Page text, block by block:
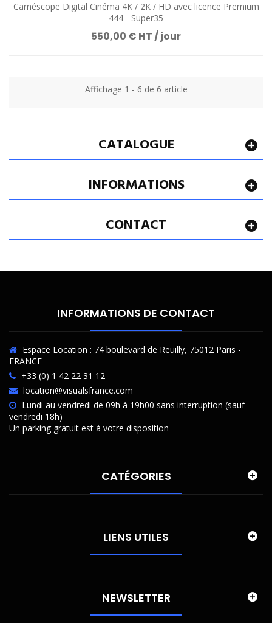
CATALOGUE
INFORMATIONS
CONTACT
Caméscope Digital Cinéma 4K / 2K / HD avec licence Premium
444 - Super35
550,00 € HT / jour
Affichage 1 - 6 de 6 article
INFORMATIONS DE CONTACT
Espace Location : 74 boulevard de Reuilly, 75012 Paris -
FRANCE
+33 (0) 1 42 22 31 12
location@visualsfrance.com
Lundi au vendredi de 09h à 19h00 sans interruption (sauf
vendredi 18h)
Un parking gratuit est à votre disposition
CATÉGORIES
LIENS UTILES
NEWSLETTER